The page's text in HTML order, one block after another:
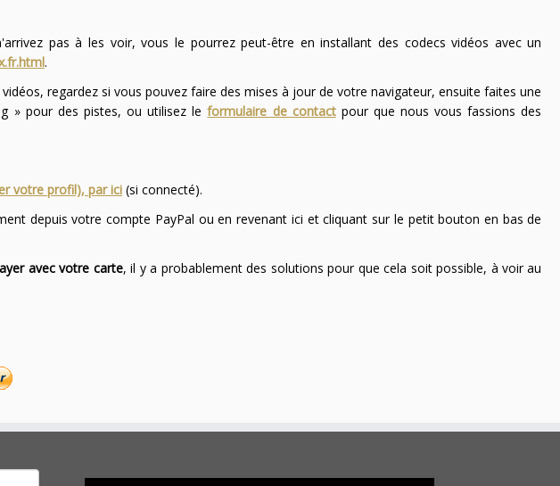
pas à les voir, vous le pourrez peut-être en installant des codecs vidéos avec un
.
regardez si vous pouvez faire des mises à jour de votre navigateur, ensuite faites une
» pour des pistes, ou utilisez leformulaire de contactpour que nous vous fassions des
votre profil), par ici(si connecté).
depuis votre compte PayPal ou en revenant ici et cliquant sur le petit bouton en bas de
avec votre carte, il y a probablement des solutions pour que cela soit possible, à voir au